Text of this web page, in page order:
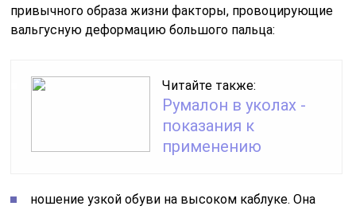
привычного образа жизни факторы, провоцирующие
вальгусную деформацию большого пальца:
Читайте также:
Румалон в уколах -
показания к
применению
ношение узкой обуви на высоком каблуке. Она